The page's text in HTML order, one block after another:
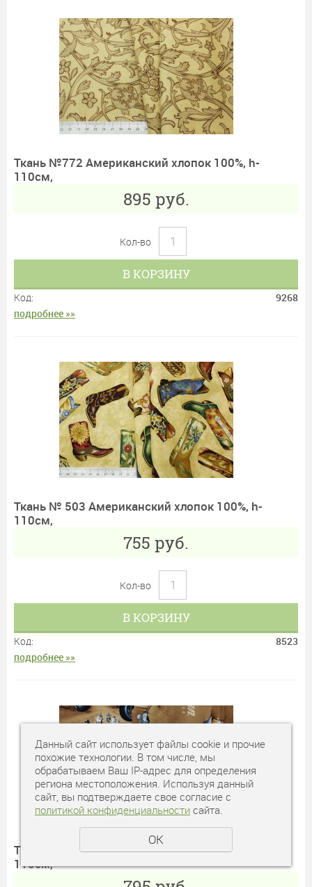
Ткань №772 Американский хлопок 100%, h-
110см,
895 руб.
Кол-во
В КОРЗИНУ
Код:
9268
подробнее »»
Ткань № 503 Американский хлопок 100%, h-
110см,
755 руб.
Кол-во
В КОРЗИНУ
Код:
8523
подробнее »»
Ткань № 493 Американский хлопок 100%, h-
110см,
Данный сайт использует файлы cookie и прочие
похожие технологии. В том числе, мы
обрабатываем Ваш IP-адрес для определения
региона местоположения. Используя данный
сайт, вы подтверждаете свое согласие с
политикой конфиденциальности сайта.
ОК